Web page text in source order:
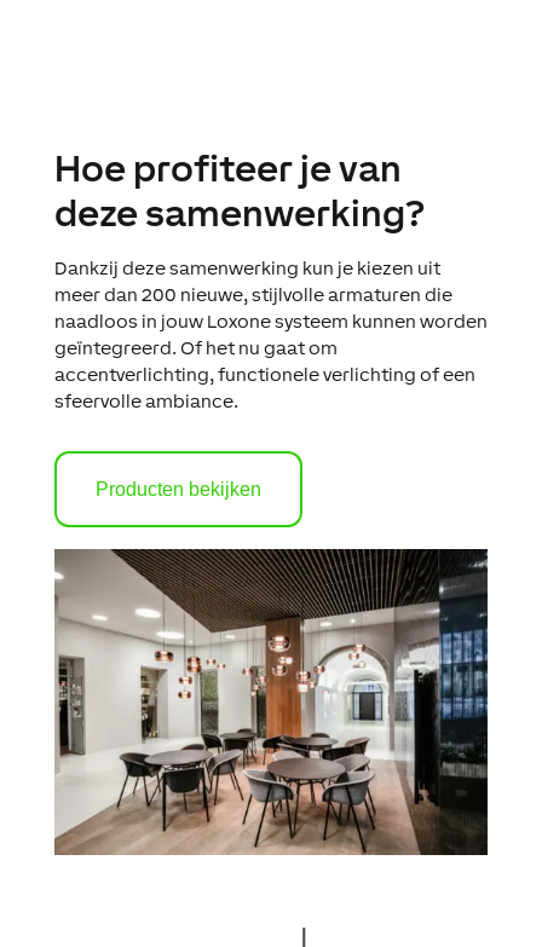
Hoe profiteer je van
deze samenwerking?
Dankzij deze samenwerking kun je kiezen uit
meer dan 200 nieuwe, stijlvolle armaturen die
naadloos in jouw Loxone systeem kunnen worden
geïntegreerd. Of het nu gaat om
accentverlichting, functionele verlichting of een
sfeervolle ambiance.
Producten bekijken